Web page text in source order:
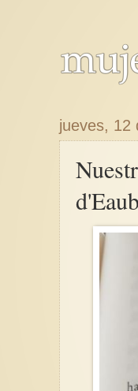
jueves, 12